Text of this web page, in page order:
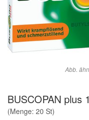
Abb.
BUSCOPAN plus
(Menge: 20 St)